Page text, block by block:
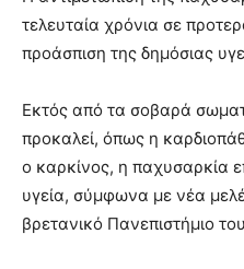
τελευταία χρόνια σε
προάσπιση της δημόσιας
Εκτός από τα σοβαρά
προκαλεί, όπως η
ο καρκίνος, η παχυσαρκία
υγεία, σύμφωνα με νέα
βρετανικό Πανεπιστήμιο